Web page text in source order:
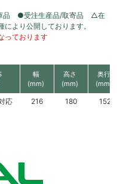
品 ●受注生産品/取寄品 △在
より公開しております。
っております
幅
(mm)
高さ
(mm)
奥行
(mm)
応 216 180 152